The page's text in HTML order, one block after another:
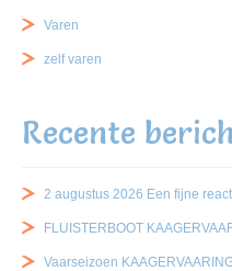
Varen
zelf varen
Recente
2 augustus 2026 Een fijne
FLUISTERBOOT
Vaarseizoen